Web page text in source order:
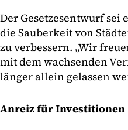
Der Gesetzesentwurf sei
die Sauberkeit von
zu verbessern. „Wir
mit dem wachsenden
länger allein gelassen
Anreiz für Investitionen